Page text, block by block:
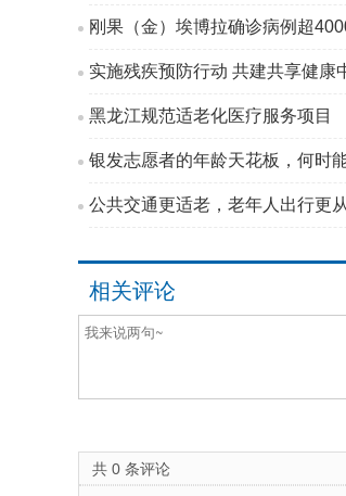
刚果（金）埃博拉确诊病例超
实施残疾预防行动 共建共享健康
黑龙江规范适老化医疗服务项目
银发志愿者的年龄天花板，何时
公共交通更适老，老年人出行更
相关评论
共 0 条评论